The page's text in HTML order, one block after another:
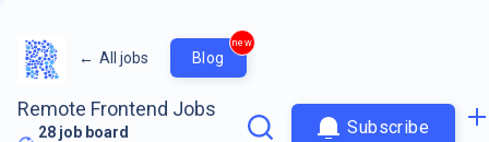
← All jobs Blog
new
Remote Frontend Jobs
28 job board
Subscribe